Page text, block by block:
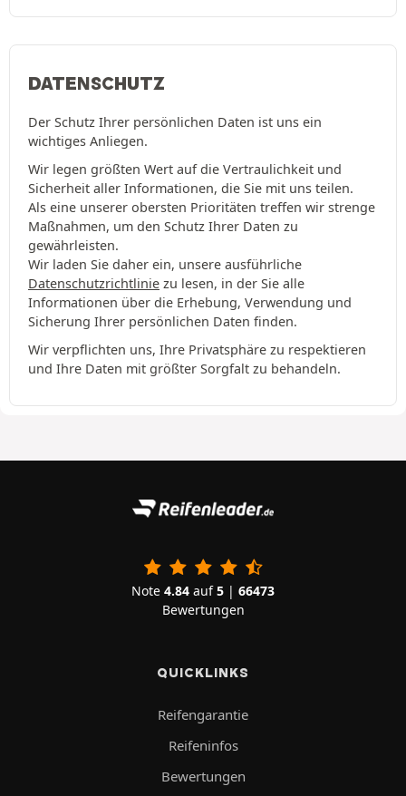
DATENSCHUTZ
Der Schutz Ihrer persönlichen Daten ist uns ein
wichtiges Anliegen.
Wir legen größten Wert auf die Vertraulichkeit und
Sicherheit aller Informationen, die Sie mit uns teilen.
Als eine unserer obersten Prioritäten treffen wir strenge
Maßnahmen, um den Schutz Ihrer Daten zu
gewährleisten.
Wir laden Sie daher ein, unsere ausführliche
Datenschutzrichtlinie zu lesen, in der Sie alle
Informationen über die Erhebung, Verwendung und
Sicherung Ihrer persönlichen Daten finden.
Wir verpflichten uns, Ihre Privatsphäre zu respektieren
und Ihre Daten mit größter Sorgfalt zu behandeln.
Note 4.84 auf5 | 66473
Bewertungen
QUICKLINKS
Reifengarantie
Reifeninfos
Bewertungen